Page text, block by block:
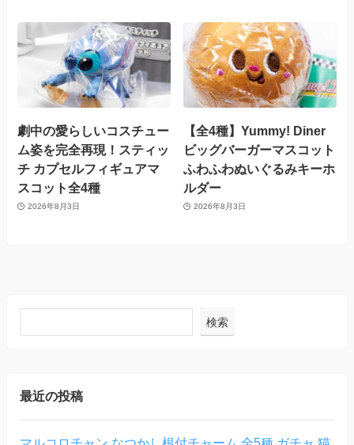
劇中の愛らしいコスチュー
ム姿を完全再現！スティッ
チ カプセルフィギュアマ
スコット全4種
2026年8月3日
【全4種】Yummy! Diner
ビッグバーガーマスコット
ふわふわぬいぐるみキーホ
ルダー
2026年8月3日
検索
最近の投稿